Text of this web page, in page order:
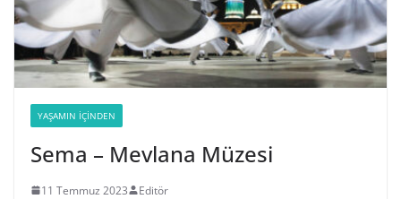
YAŞAMIN İÇINDEN
Sema – Mevlana Müzesi
11 Temmuz 2023 Editör